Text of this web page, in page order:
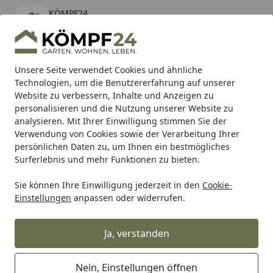
Unsere Seite verwendet Cookies und ähnliche
Technologien, um die Benutzererfahrung auf unserer
Website zu verbessern, Inhalte und Anzeigen zu
personalisieren und die Nutzung unserer Website zu
analysieren. Mit Ihrer Einwilligung stimmen Sie der
Verwendung von Cookies sowie der Verarbeitung Ihrer
persönlichen Daten zu, um Ihnen ein bestmögliches
Surferlebnis und mehr Funktionen zu bieten.
Sie können Ihre Einwilligung jederzeit in den Cookie-
Einstellungen anpassen oder widerrufen.
Ja, verstanden
Nein, Einstellungen öffnen
KÖMPF24
kostenlos - Im App Store
Hotline
Alle Produkte
Mein Konto
Suchen
Karibu Pools inkl. gratis Sandfilteranlage & Pool-
Starterset (Gesamtwert bis 468,99€)
Startseite
Vicma Vicma Lenkerspiegel Vicma Spiegel linksanbau,
Vicma Spiegel linksanbau, M8
(Rechtsgewinde)